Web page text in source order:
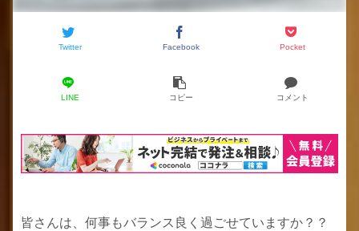
Twitter Facebook Pocket
LINE コピー コメント
皆さんは、何事もバランス良く過ごせていますか？？